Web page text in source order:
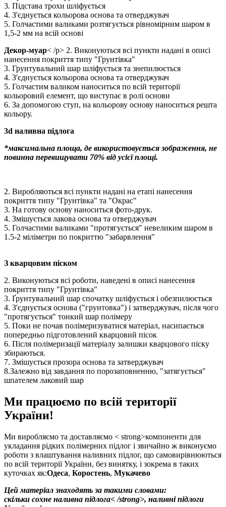
3. Підстава трохи шліфується
4. З'єднується кольорова основа та отверджувач
5. Голчастими валиками розтягується рівномірним шаром в
1,5-2 мм на всій основі
Декор-муар< /p> 2. Виконуються всі пункти надані в описі
нанесення покриття типу "Грунтівка"
3. Грунтувальний шар шліфується та знепилюється
4. З'єднується кольорова основа та отверджувач
5. Голчастим валиком наноситься по всій території
кольоровий елемент, що виступає в ролі основи
6. За допомогою ступ, на кольорову основу наноситься решта
кольору.
3d наливна підлога
*максимальна площа, де використовується зображення, не
повинна перевищувати 70% від усієї площі.
2. Виробляються всі пункти надані на етапі нанесення
покриття типу "Грунтівка" та "Окрас"
3. На готову основу наноситься фото-друк.
4. Змішується лакова основа та отверджувач
5. Голчастими валиками "протягується" невеликим шаром в
1.5-2 міліметри по покриттю "забарвлення"
З кварцовим піском
2. Виконуються всі роботи, наведені в описі нанесення
покриття типу "Грунтівка"
3. Ґрунтувальний шар спочатку шліфується і обезпилюється
4. З'єднується основа ("грунтовка") і затверджувач, після чого
"протягується" тонкий шар полімеру
5. Поки не почав полімеризуватися матеріал, насипається
попередньо підготовлений кварцовий пісок
6. Після полімеризації матеріалу залишки кварцового піску
збираються.
7. Змішується прозора основа та затверджувач
8.Залежно від завдання по порозаповненню, "затягується"
шпателем лаковий шар
Ми працюємо по всій території
України!
Ми виробляємо та доставляємо < strong>компоненти для
укладання рідких полімерних підлог і звичайно ж виконуємо
роботи з влаштування наливних підлог, що самовирівнюються
по всій території України, без винятку, і зокрема в таких
куточках як:Одеса, Коростень, Мукачево
Цей матеріал знаходять за такими словами:
скільки сохне наливна підлога< /strong>, наливні підлоги